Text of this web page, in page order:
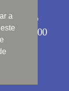
a
13700